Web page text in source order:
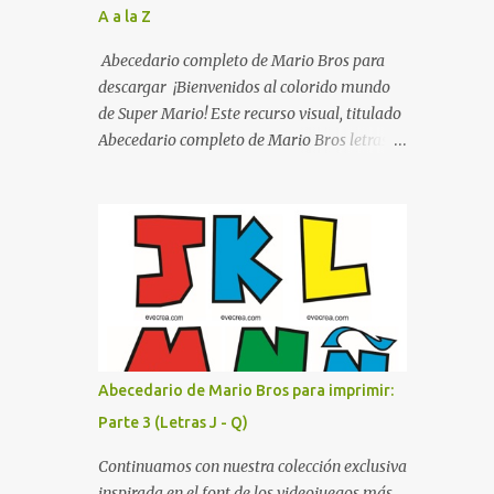
listo para imprimir en alta calidad. Su diseño
busca combinar funcionalidad y estética,
logrando que cualquier institución educativa
proyecte una imagen más organizada y
profesional. ¿Por qué son importantes los
quienes visitan la institución por primera
vez, encontrar la biblioteca, la dirección o un
aula específica puede resultar c...
A a la Z
Abecedario completo de Mario Bros para
descargar ¡Bienvenidos al colorido mundo
de Super Mario! Este recurso visual, titulado
Abecedario completo de Mario Bros letras
de los videojuegos. Este set de letras está
diseñado para transformar cualquier
mensaje en una aventura, utilizando la
tipografía clásica y robusta que los fans han
reconocido por décadas. En esta primera
sección, el abecedario nos presenta:
Identidad Visual: Un diseño de bloques con
bordes negros gruesos que resaltan sobre
cualquier fondo. Paleta de Colores: Una
secuencia dinámica que alterna entre el rojo
de Mario, el verde de Luigi, y los tonos azul y
Abecedario de Mario Bros para imprimir:
Parte 3 (Letras J - Q)
Continuamos con nuestra colección exclusiva